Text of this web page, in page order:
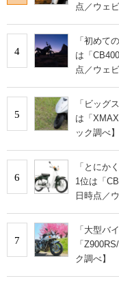
点／ウェ
4
「初めて
は「
点／ウェ
5
「ビッグ
は「
ック調べ】
6
「とにか
1位は「
日時点／
7
「大型バ
「
ク調べ】